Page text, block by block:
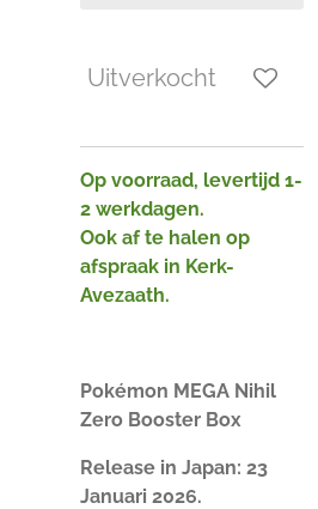
Uitverkocht
Op voorraad, levertijd 1-
2 werkdagen.
Ook af te halen op
afspraak in Kerk-
Avezaath.
Pokémon MEGA Nihil
Zero Booster Box
Release in Japan: 23
Januari 2026.